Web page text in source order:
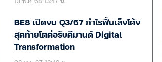
BE8 เปิดงบ Q3/67 กำไรฟื้นเล็งโค้ง
สุดท้ายโตต่อรับดีมานด์ Digital
Transformation